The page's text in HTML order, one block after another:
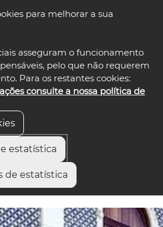
para melhorar a sua
asseguram o funcionamento
pelo que não requerem
Para os restantes cookies:
consulte a nossa política de
estatística
de estatística
informação, programas,
que promovem o
na Região de Aveiro.